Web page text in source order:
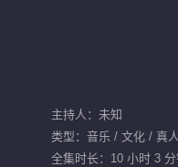
主持人：未知
类型：音乐 / 文化 / 真
全集时长：10 小时 3